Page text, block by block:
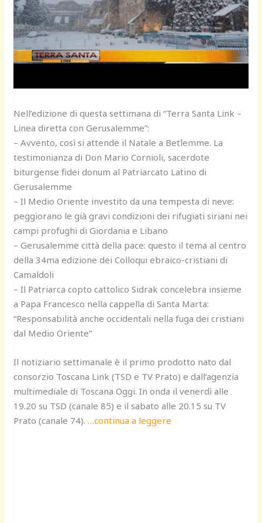
Nell’edizione di questa settimana di “Terra Santa Link –
Linea diretta con Gerusalemme”:
– Avvento, così si attende il Natale a Betlemme. La
testimonianza di Don Mario Cornioli, sacerdote
biturgense fidei donum al Patriarcato Latino di
Gerusalemme
– Il Medio Oriente investito da una tempesta di neve:
peggiorano le già gravi condizioni dei rifugiati siriani nei
campi profughi di Giordania e Libano
– Gerusalemme città della pace: questo il tema al centro
della 34ma edizione dei Colloqui ebraico-cristiani di
Camaldoli
– Il Patriarca copto cattolico Sidrak concelebra insieme
a Papa Francesco nella cappella di Santa Marta:
“Responsabilità anche occidentali nella fuga dei cristiani
dal Medio Oriente”
Il notiziario settimanale è il primo prodotto nato dal
consorzio Toscana Link (TSD e TV Prato) e dall’agenzia
multimediale di Toscana Oggi. In onda il venerdì alle
19.20 su TSD (canale 85) e il sabato alle 20.15 su TV
Prato (canale 74).…continua a leggere